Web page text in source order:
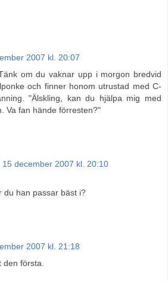
2007 kl. 20:07
om du vaknar upp i morgon bredvid
och finner honom utrustad med C-
"Älskling, kan du hjälpa mig med
Va fan hände förresten?"
15 december 2007 kl. 20:10
du han passar bäst i?
2007 kl. 21:18
första.